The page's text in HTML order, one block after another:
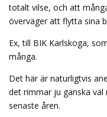
totalt vilse, och att
överväger att flytta sina
Ex, till BIK Karlskoga,
många.
Det här är naturligtvis
det rimmar ju ganska
senaste åren.